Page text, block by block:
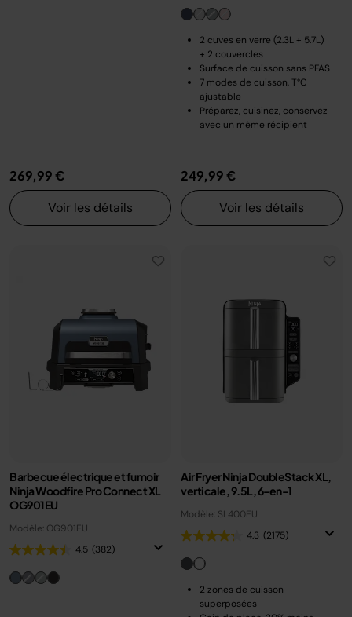
269,99 €
Voir les détails
2 cuves en verre (2.3L + 5.7L)
+ 2 couvercles
Surface de cuisson sans PFAS
7 modes de cuisson, T°C
ajustable
Préparez, cuisinez, conservez
avec un même récipient
249,99 €
Voir les détails
Barbecue électrique et fumoir
Ninja Woodfire Pro Connect XL
OG901EU
Modèle: OG901EU
4.5 (382)
Air Fryer Ninja DoubleStack XL,
verticale, 9.5L, 6-en-1
Modèle: SL400EU
4.3 (2175)
2 zones de cuisson
superposées